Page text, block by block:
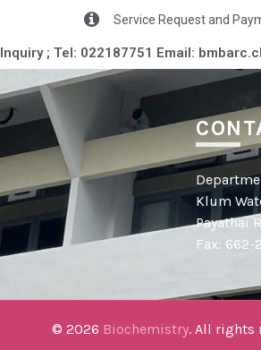
Service Request and
Inquiry ; Tel: 022187751 Email:
Klum
Payathai
Fax: 662-
© 2026 Biochemistry. All rights